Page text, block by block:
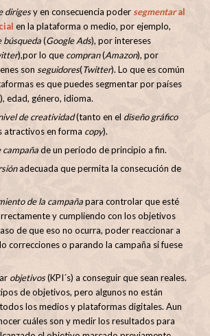
dirigesy en consecuencia podersegmentaral
en la plataforma o medio, por ejemplo,
búsqueda(Google Ads), por intereses
),por lo que compran(Amazon), por
son seguidores(Twitter). Lo que es común
es que puedes segmentar por países
edad, género, idioma.
de creatividad(tanto en el diseño gráfico
atractivos en forma copy).
campañade un período de principio a fin.
adecuada que permita la consecución de
de la campañapara controlar que esté
y cumpliendo con los objetivos
de que eso no ocurra, poder reaccionar a
correcciones o parando la campaña si fuese
objetivos(KPI´s) a conseguir que sean reales.
de objetivos, pero algunos no están
los medios y plataformas digitales. Aun
cuáles son y medir los resultados para